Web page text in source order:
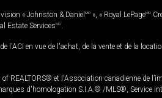
« Johnston & Daniel MD », « Royal LePageMD
Estate ServicesMD.
en vue de l'achat, de la vente et de la
REALTORS® et l'Association canadienne de
d'homologation S.I.A.® /MLS®, Service